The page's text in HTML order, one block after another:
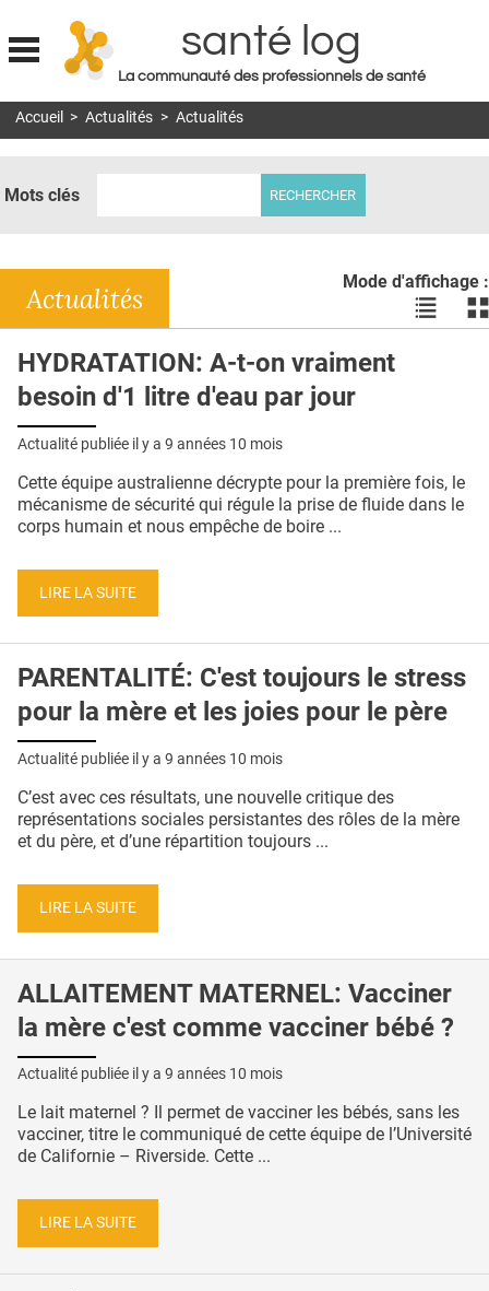
Jump to navigation
santé log
La communauté des professionnels de santé
MON COMPTE
DOSSIERS
RÉSEAUX
E-REVUE SAD
QUI SOMMES-NOUS ?
CONDITIONS GÉNÉRALES
CRÉDITS
Accueil > Actualités > Actualités
Mots clés
Mode d'affichage :
Voir
les
les
Actualités
HYDRATATION: A-t-on vraiment
besoin d'1 litre d'eau par jour
Actualité publiée il y a 9 années 10 mois
Cette équipe australienne décrypte pour la première fois, le
mécanisme de sécurité qui régule la prise de fluide dans le
corps humain et nous empêche de boire ...
LIRE LA SUITE
PARENTALITÉ: C'est toujours le stress
pour la mère et les joies pour le père
Actualité publiée il y a 9 années 10 mois
C’est avec ces résultats, une nouvelle critique des
représentations sociales persistantes des rôles de la mère
et du père, et d’une répartition toujours ...
LIRE LA SUITE
ALLAITEMENT MATERNEL: Vacciner
la mère c'est comme vacciner bébé ?
Actualité publiée il y a 9 années 10 mois
Le lait maternel ? Il permet de vacciner les bébés, sans les
vacciner, titre le communiqué de cette équipe de l’Université
de Californie – Riverside. Cette ...
LIRE LA SUITE